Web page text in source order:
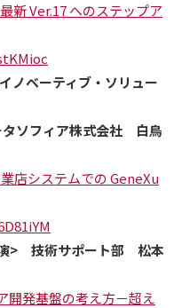
新 Ver.17 へのステップア
ベーティブ・ソリュー
株式会社 白鳥
店システムでの GeneXu
> 技術サポート部 松本
開発基盤の考え方－超え